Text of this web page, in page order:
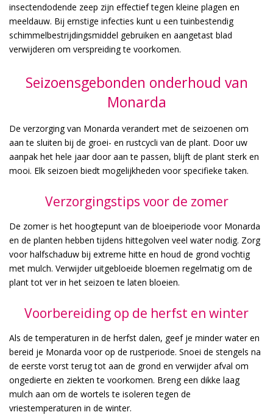
insectendodende zeep zijn effectief tegen kleine plagen en
meeldauw. Bij ernstige infecties kunt u een tuinbestendig
schimmelbestrijdingsmiddel gebruiken en aangetast blad
verwijderen om verspreiding te voorkomen.
Seizoensgebonden onderhoud van
Monarda
De verzorging van Monarda verandert met de seizoenen om
aan te sluiten bij de groei- en rustcycli van de plant. Door uw
aanpak het hele jaar door aan te passen, blijft de plant sterk en
mooi. Elk seizoen biedt mogelijkheden voor specifieke taken.
Verzorgingstips voor de zomer
De zomer is het hoogtepunt van de bloeiperiode voor Monarda
en de planten hebben tijdens hittegolven veel water nodig. Zorg
voor halfschaduw bij extreme hitte en houd de grond vochtig
met mulch. Verwijder uitgebloeide bloemen regelmatig om de
plant tot ver in het seizoen te laten bloeien.
Voorbereiding op de herfst en winter
Als de temperaturen in de herfst dalen, geef je minder water en
bereid je Monarda voor op de rustperiode. Snoei de stengels na
de eerste vorst terug tot aan de grond en verwijder afval om
ongedierte en ziekten te voorkomen. Breng een dikke laag
mulch aan om de wortels te isoleren tegen de
vriestemperaturen in de winter.